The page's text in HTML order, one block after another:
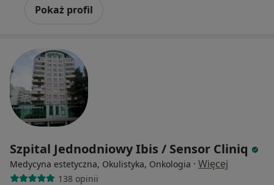
Pokaż profil
Szpital Jednodniowy Ibis / Sensor Cliniq
Medycyna estetyczna, Okulistyka, Onkologia · Więcej
138 opinii